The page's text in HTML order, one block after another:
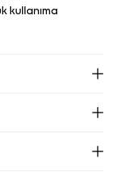
kullanıma